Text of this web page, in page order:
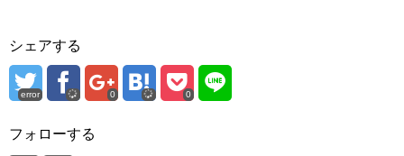
シェアする
error 0 0
フォローする